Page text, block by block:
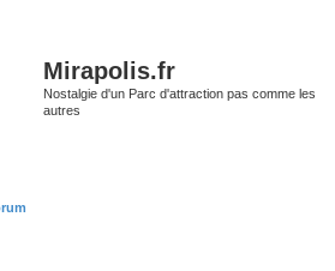
Mirapolis.fr
Nostalgie d'un Parc d'attraction pas comme les
autres